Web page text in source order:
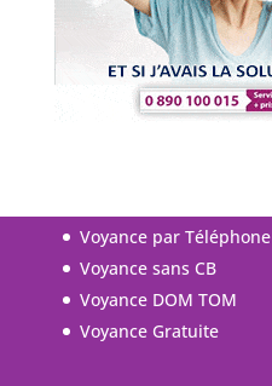
Voyance par Téléphone
Voyance sans CB
Voyance DOM TOM
Voyance Gratuite